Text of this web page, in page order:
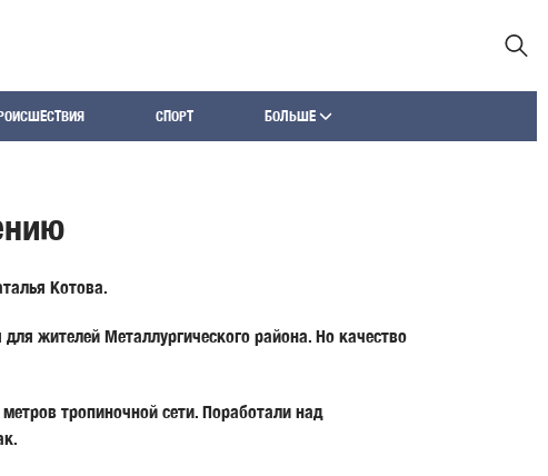
СПОРТ БОЛЬШЕ
Котова.
жителей Металлургического района. Но качество
тропиночной сети. Поработали над